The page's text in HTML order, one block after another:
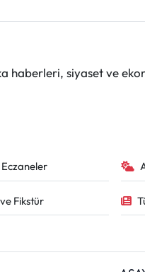
haberleri, siyaset ve
Fikstür